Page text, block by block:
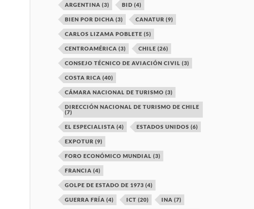
ARGENTINA (3) BID (4)
BIEN POR DICHA (3) CANATUR (9)
CARLOS LIZAMA POBLETE (5)
CENTROAMÉRICA (3) CHILE (26)
CONSEJO TÉCNICO DE AVIACIÓN CIVIL (3)
COSTA RICA (40)
CÁMARA NACIONAL DE TURISMO (3)
DIRECCIÓN NACIONAL DE TURISMO DE CHILE
(7)
EL ESPECIALISTA (4) ESTADOS UNIDOS (6)
EXPOTUR (9)
FORO ECONÓMICO MUNDIAL (3)
FRANCIA (4)
GOLPE DE ESTADO DE 1973 (4)
GUERRA FRÍA (4) ICT (20) INA (7)